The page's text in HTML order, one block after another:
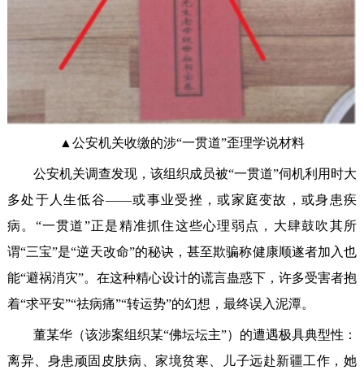
▲公安机关收缴的涉“一贯道”歪理学说材料
公安机关调查发现，该组织成员被“一贯道”伺机利用时大
多处于人生低谷——或事业受挫，或家庭变故，或身患疾
病。“一贯道”正是精准抓住这些心理弱点，大肆鼓吹其所
谓“三宝”是“逆天改命”的秘诀，甚至欺骗称健康顺遂者加入也
能“避祸消灾”。在这种精心设计的谎言蛊惑下，许多受害者抱
着“求平安”“祛病痛”“转运势”的幻想，最终误入泥潭。
董某华（该涉案组织某“佛坛坛主”）的遭遇极具典型性：
离异、身患顽固皮肤病、家境贫寒、儿子远赴新疆工作，她